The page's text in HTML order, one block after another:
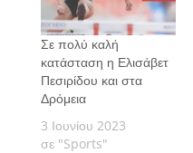
Σε πολύ καλή
κατάσταση η Ελισάβετ
Πεσιρίδου και στα
Δρόμεια
3 Ιουνίου 2023
σε "Sports"